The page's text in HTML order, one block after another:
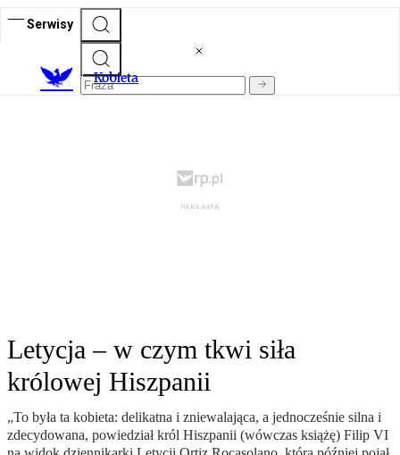
Serwisy
Kobieta
Letycja – w czym tkwi siła
królowej Hiszpanii
„To była ta kobieta: delikatna i zniewalająca, a jednocześnie silna i
zdecydowana, powiedział król Hiszpanii (wówczas książę) Filip VI